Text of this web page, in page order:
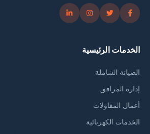
الخدمات الرئيسية
الصيانة الشاملة
إدارة المرافق
أعمال المقاولات
الخدمات الكهربائية